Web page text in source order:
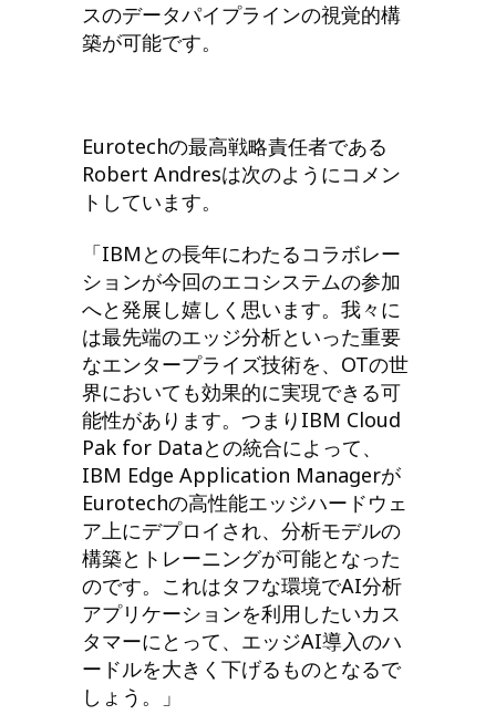
スのデータパイプラインの視覚的構
築が可能です。
Eurotechの最高戦略責任者である
Robert Andresは次のようにコメン
トしています。
「IBMとの長年にわたるコラボレー
ションが今回のエコシステムの参加
へと発展し嬉しく思います。我々に
は最先端のエッジ分析といった重要
なエンタープライズ技術を、OTの世
界においても効果的に実現できる可
能性があります。つまりIBM Cloud
Pak for Dataとの統合によって、
IBM Edge Application Managerが
Eurotechの高性能エッジハードウェ
ア上にデプロイされ、分析モデルの
構築とトレーニングが可能となった
のです。これはタフな環境でAI分析
アプリケーションを利用したいカス
タマーにとって、エッジAI導入のハ
ードルを大きく下げるものとなるで
しょう。」